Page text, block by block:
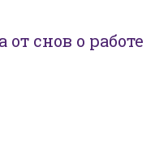
снов о работе